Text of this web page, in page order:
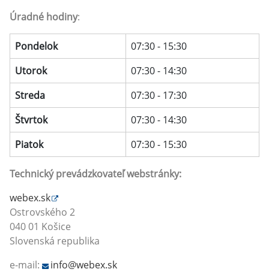
Úradné hodiny:
Pondelok
07:30 - 15:30
Utorok
07:30 - 14:30
Streda
07:30 - 17:30
Štvrtok
07:30 - 14:30
Piatok
07:30 - 15:30
Technický prevádzkovateľ webstránky:
webex.sk
Ostrovského 2
040 01 Košice
Slovenská republika
e-mail:
info@webex.sk